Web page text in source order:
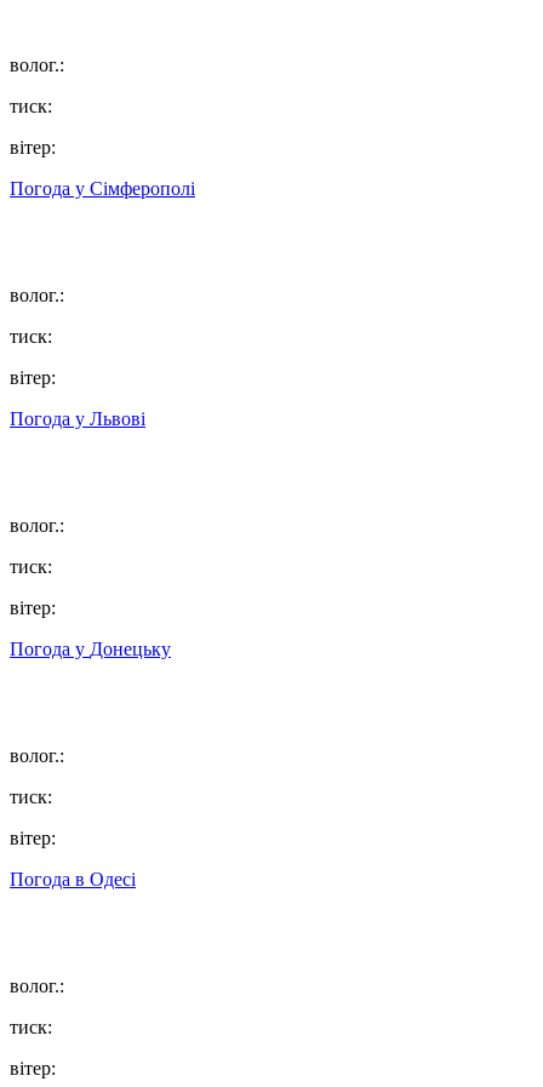
волог.:
тиск:
вітер:
Погода у Сімферополі
волог.:
тиск:
вітер:
Погода у Львові
волог.:
тиск:
вітер:
Погода у Донецьку
волог.:
тиск:
вітер:
Погода в Одесі
волог.:
тиск:
вітер: